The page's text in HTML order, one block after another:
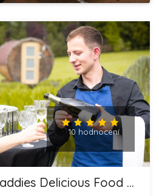
10 hodnocení
Mummies and Daddies Delicious Food and Cheesecakes